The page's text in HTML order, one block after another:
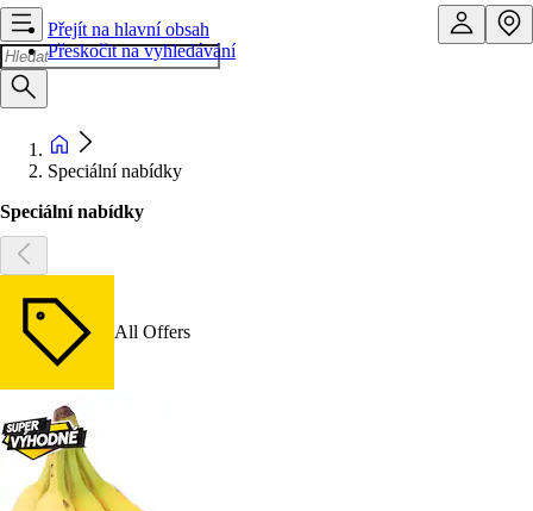
Přejít na hlavní obsah
Přeskočit na vyhledávání
Speciální nabídky
Speciální nabídky
All Offers